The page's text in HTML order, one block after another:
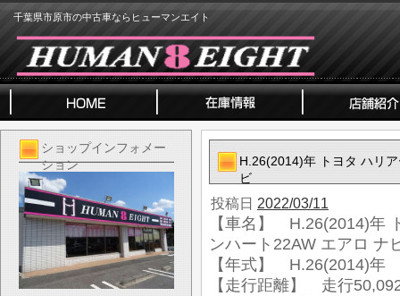
千葉県市原市の中古車ならヒューマンエイト
ショップインフォメー
ション
H.26(2014)年 トヨタ ハリ
ビ
投稿日 2022/03/11
【車名】 H.26(2014)年
ンハート22AW エアロ ナ
【年式】 H.26(2014)年
【走行距離】 走行